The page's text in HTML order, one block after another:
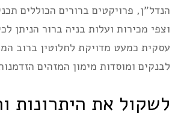
הנדל”ן, פרויקטים ברורים הכוללים
וצפי מכירות ועלות בניה ברור הניתן
עסקית כמעט מדויקת לחלוטין ברוב
לבנקים ומוסדות מימון המזהים
לשקול את היתרונות